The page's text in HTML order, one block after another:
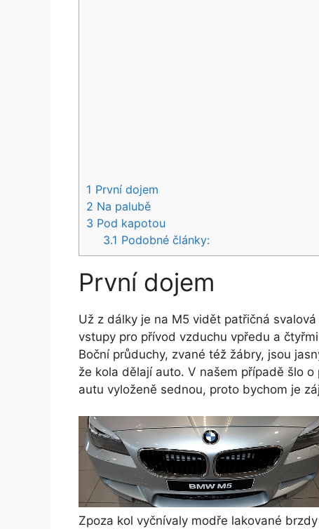
1 První dojem
2 Na palubě
3 Pod kapotou
3.1 Podobné články:
První dojem
Už z dálky je na M5 vidět patřičná
vstupy pro přívod vzduchu vpředu a
Boční průduchy, zvané též žábry, jsou
že kola dělají auto. V našem případě šlo
autu vyloženě sednou, proto bychom je
Zpoza kol vyčnívaly modře lakované